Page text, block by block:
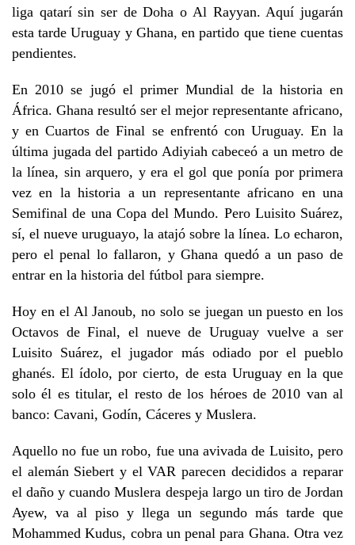
liga qatarí sin ser de Doha o Al Rayyan. Aquí jugarán
esta tarde Uruguay y Ghana, en partido que tiene cuentas
pendientes.
En 2010 se jugó el primer Mundial de la historia en
África. Ghana resultó ser el mejor representante africano,
y en Cuartos de Final se enfrentó con Uruguay. En la
última jugada del partido Adiyiah cabeceó a un metro de
la línea, sin arquero, y era el gol que ponía por primera
vez en la historia a un representante africano en una
Semifinal de una Copa del Mundo. Pero Luisito Suárez,
sí, el nueve uruguayo, la atajó sobre la línea. Lo echaron,
pero el penal lo fallaron, y Ghana quedó a un paso de
entrar en la historia del fútbol para siempre.
Hoy en el Al Janoub, no solo se juegan un puesto en los
Octavos de Final, el nueve de Uruguay vuelve a ser
Luisito Suárez, el jugador más odiado por el pueblo
ghanés. El ídolo, por cierto, de esta Uruguay en la que
solo él es titular, el resto de los héroes de 2010 van al
banco: Cavani, Godín, Cáceres y Muslera.
Aquello no fue un robo, fue una avivada de Luisito, pero
el alemán Siebert y el VAR parecen decididos a reparar
el daño y cuando Muslera despeja largo un tiro de Jordan
Ayew, va al piso y llega un segundo más tarde que
Mohammed Kudus, cobra un penal para Ghana. Otra vez